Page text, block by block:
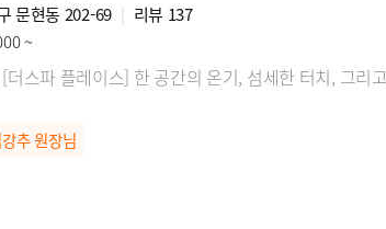
문현동 202-69 리뷰 137
~
더스파 플레이스] 한 공간의 온기, 섬세한 터치, 그
추 원장님